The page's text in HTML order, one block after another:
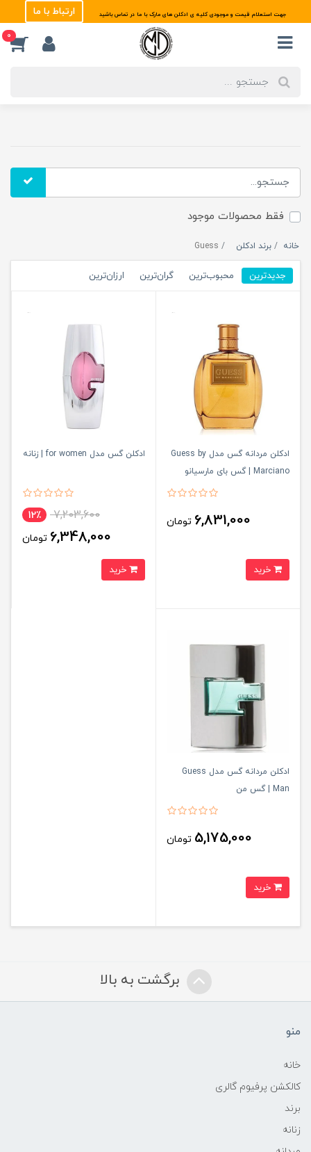
جهت استعلام قیمت و موجودی کلیه ی ادکلن های مارک با ما در تماس باشید ارتباط با ما
0
فقط محصولات موجود
خانه برند ادکلن Guess
جدیدترین محبوب‌ترین گران‌ترین ارزان‌ترین
ادکلن مردانه گس مدل Guess by
Marciano | گس بای مارسیانو
6,831,000 تومان
ادکلن گس مدل for women | زنانه
7,203,600 12٪
6,348,000 تومان
ادکلن مردانه گس مدل Guess
Man | گس من
5,175,000 تومان
برگشت به بالا
منو
خانه
کالکشن پرفیوم گالری
برند
زنانه